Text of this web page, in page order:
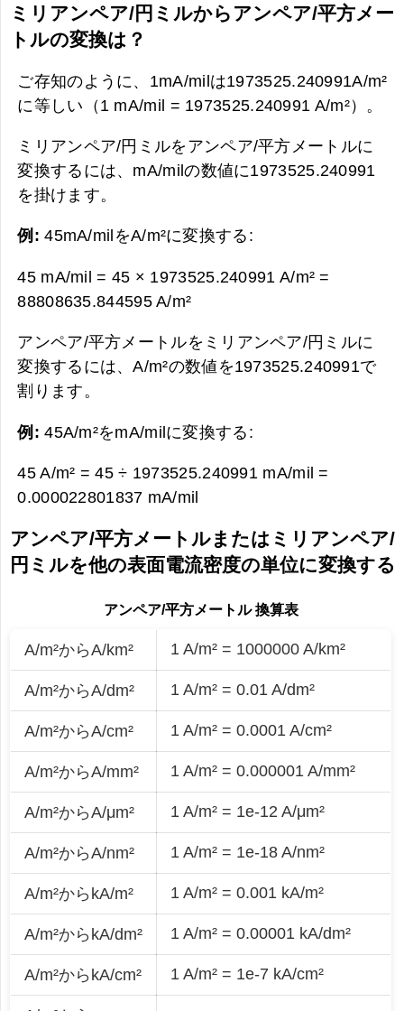
ミリアンペア/円ミルからアンペア/平方メー
トルの変換は？
ご存知のように、1mA/milは1973525.240991A/m²
に等しい（1 mA/mil = 1973525.240991 A/m²）。
ミリアンペア/円ミルをアンペア/平方メートルに
変換するには、mA/milの数値に1973525.240991
を掛けます。
例:45mA/milをA/m²に変換する:
45 mA/mil = 45 × 1973525.240991 A/m² =
88808635.844595 A/m²
アンペア/平方メートルをミリアンペア/円ミルに
変換するには、A/m²の数値を1973525.240991で
割ります。
例:45A/m²をmA/milに変換する:
45 A/m² = 45 ÷ 1973525.240991 mA/mil =
0.000022801837 mA/mil
アンペア/平方メートルまたはミリアンペア/
円ミルを他の表面電流密度の単位に変換する
アンペア/平方メートル 換算表
A/m²からA/km² 1 A/m² = 1000000 A/km²
A/m²からA/dm² 1 A/m² = 0.01 A/dm²
A/m²からA/cm² 1 A/m² = 0.0001 A/cm²
A/m²からA/mm² 1 A/m² = 0.000001 A/mm²
A/m²からA/μm² 1 A/m² = 1e-12 A/μm²
A/m²からA/nm² 1 A/m² = 1e-18 A/nm²
A/m²からkA/m² 1 A/m² = 0.001 kA/m²
A/m²からkA/dm² 1 A/m² = 0.00001 kA/dm²
A/m²からkA/cm² 1 A/m² = 1e-7 kA/cm²